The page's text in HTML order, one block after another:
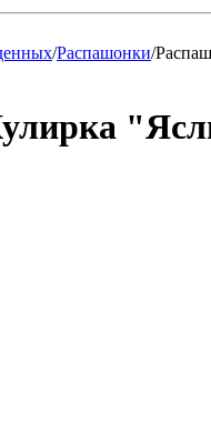
/Распашонки/